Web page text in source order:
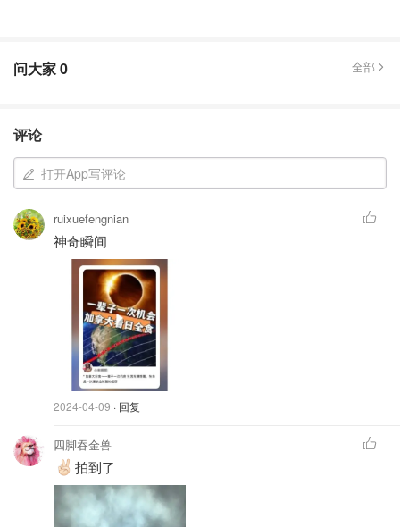
图片来自网友，版权属原作者
平时躲在屋里的人，今天也都走上街道，等着观看日食。
问大家0 全部
评论
打开App写评论
ruixuefengnian
神奇瞬间
2024-04-09 · 回复
四脚吞金兽
拍到了